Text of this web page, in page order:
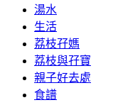
湯水
生活
荔枝孖媽
荔枝與孖寶
親子好去處
食譜